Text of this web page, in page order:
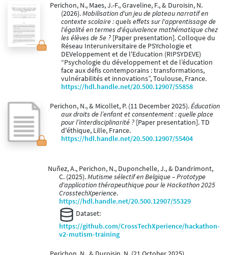
Perichon, N., Maes, J.-F., Graveline, F., & Duroisin, N.
(2026).Mobilisation d'un jeu de plateau narratif en
contexte scolaire : quels effets sur l'apprentissage de
l'égalité en termes d'équivalence mathématique chez
les élèves de 5e ? [Paper presentation]. Colloque du
Réseau Interuniversitaire de PSYchologie et
DEVeloppement et de l'Education (RIPSYDEVE)
“Psychologie du développement et de l’éducation
face aux défis contemporains : transformations,
vulnérabilités et innovations”, Toulouse, France.
https://hdl.handle.net/20.500.12907/55858
Perichon, N., & Micollet, P. (11 December 2025).Éducation
aux droits de l’enfant et consentement : quelle place
pour l’interdisciplinarité ? [Paper presentation]. TD
d'éthique, Lille, France.
https://hdl.handle.net/20.500.12907/55404
Nuñez, A., Perichon, N., Duponchelle, J., & Dandrimont,
C. (2025).Mutisme sélectif en Belgique – Prototype
d'application thérapeuthique pour le Hackathon 2025
CrosstechXperience.
https://hdl.handle.net/20.500.12907/55329
Dataset:
https://github.com/CrossTechXperience/hackathon-
v2-mutism-training